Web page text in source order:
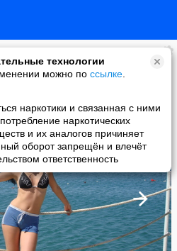
технологии
можно по ссылке
наркотики и связанная с ними
наркотических
и их аналогов причиняет
оборот запрещён и влечёт
ответственность